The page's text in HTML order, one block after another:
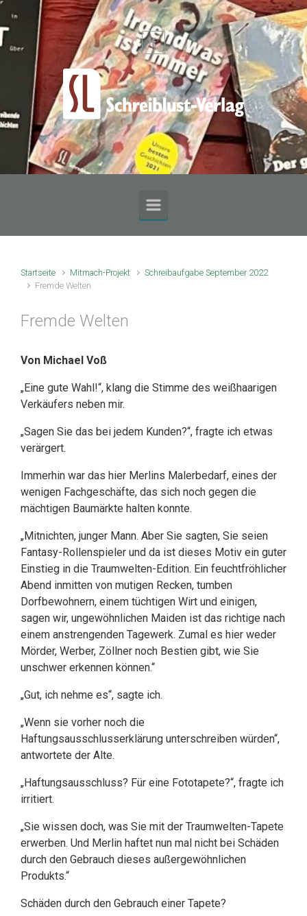
Zum Hauptinhalt springen
Startseite Mitmach-Projekt
Schreibaufgabe September 2022
Fremde Welten
Fremde Welten
Von Michael Voß
„Eine gute Wahl!“, klang die Stimme des weißhaarigen
Verkäufers neben mir.
„Sagen Sie das bei jedem Kunden?“, fragte ich etwas
verärgert.
Immerhin war das hier Merlins Malerbedarf, eines der
wenigen Fachgeschäfte, das sich noch gegen die
mächtigen Baumärkte halten konnte.
„Mitnichten, junger Mann. Aber Sie sagten, Sie seien
Fantasy-Rollenspieler und da ist dieses Motiv ein guter
Einstieg in die Traumwelten-Edition. Ein feuchtfröhlicher
Abend inmitten von mutigen Recken, tumben
Dorfbewohnern, einem tüchtigen Wirt und einigen,
sagen wir, ungewöhnlichen Maiden ist das richtige nach
einem anstrengenden Tagewerk. Zumal es hier weder
Mörder, Werber, Zöllner noch Bestien gibt, wie Sie
unschwer erkennen können.“
„Gut, ich nehme es“, sagte ich.
„Wenn sie vorher noch die
Haftungsausschlusserklärung unterschreiben würden“,
antwortete der Alte.
„Haftungsausschluss? Für eine Fototapete?“, fragte ich
irritiert.
„Sie wissen doch, was Sie mit der Traumwelten-Tapete
erwerben. Und Merlin haftet nun mal nicht bei Schäden
durch den Gebrauch dieses außergewöhnlichen
Produkts.“
Schäden durch den Gebrauch einer Tapete?